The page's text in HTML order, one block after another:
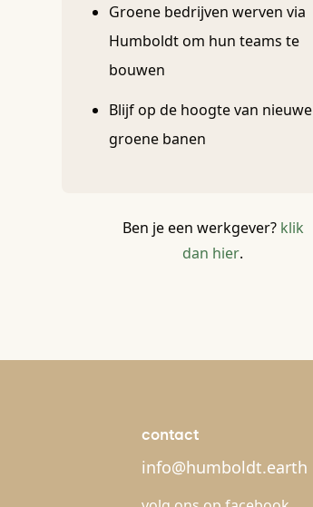
Groene bedrijven werven via
Humboldt om hun teams te
bouwen
Blijf op de hoogte van nieuwe
groene banen
Ben je een werkgever? klik
dan hier.
contact
info@humboldt.earth